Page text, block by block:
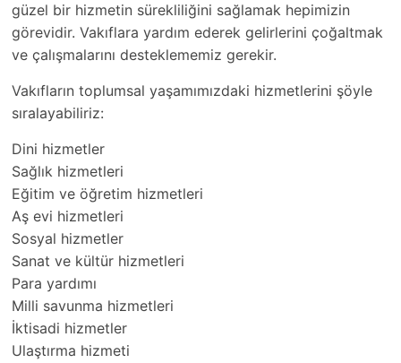
güzel bir hizmetin sürekliliğini sağlamak hepimizin
görevidir. Vakıflara yardım ederek gelirlerini çoğaltmak
ve çalışmalarını desteklememiz gerekir.
Vakıfların toplumsal yaşamımızdaki hizmetlerini şöyle
sıralayabiliriz:
Dini hizmetler
Sağlık hizmetleri
Eğitim ve öğretim hizmetleri
Aş evi hizmetleri
Sosyal hizmetler
Sanat ve kültür hizmetleri
Para yardımı
Milli savunma hizmetleri
İktisadi hizmetler
Ulaştırma hizmeti